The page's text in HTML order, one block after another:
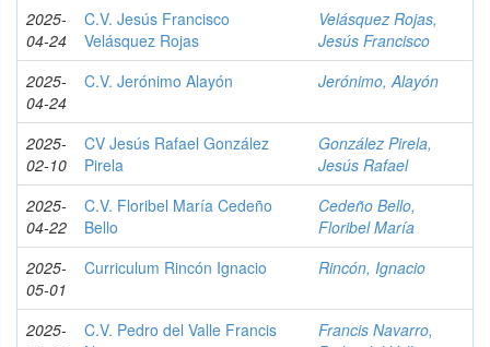
2025-
04-24
C.V. Jesús Francisco
Velásquez Rojas
Velásquez Rojas,
Jesús Francisco
2025-
04-24
C.V. Jerónimo Alayón Jerónimo, Alayón
2025-
02-10
CV Jesús Rafael González
Pirela
González Pirela,
Jesús Rafael
2025-
04-22
C.V. Floribel María Cedeño
Bello
Cedeño Bello,
Floribel María
2025-
05-01
Curriculum Rincón Ignacio Rincón, Ignacio
2025-
C.V. Pedro del Valle Francis
Francis Navarro,